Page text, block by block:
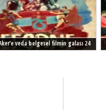
veda belgesel filmin galası 24